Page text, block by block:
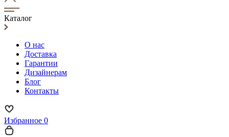
Каталог
О нас
Доставка
Гарантии
Дизайнерам
Блог
Контакты
Избранное 0